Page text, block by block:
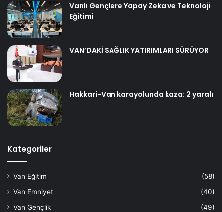
Vanlı Gençlere Yapay Zeka ve Teknoloji
Eğitimi
VAN’DAKİ SAĞLIK YATIRIMLARI SÜRÜYOR
Hakkari-Van karayolunda kaza: 2 yaralı
Kategoriler
Van Eğitim
(58)
Van Emniyet
(40)
Van Gençlik
(49)